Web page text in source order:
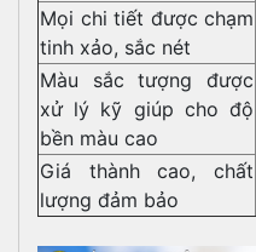
Mọi chi tiết được chạm
tinh xảo, sắc nét
Màu sắc tượng được
xử lý kỹ giúp cho độ
bền màu cao
Giá thành cao, chất
lượng đảm bảo